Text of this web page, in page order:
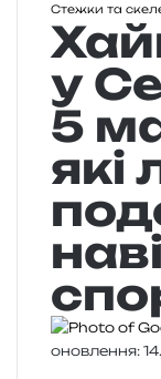
Стежки та
у
5
які
оновлення: